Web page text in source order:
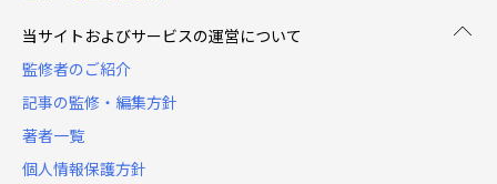
当サイトおよびサービスの運営について
監修者のご紹介
記事の監修・編集方針
著者一覧
個人情報保護方針